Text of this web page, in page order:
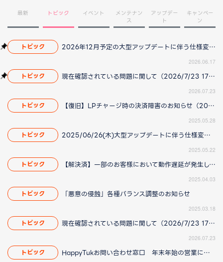
最新 トピック イベント
メンテナン
ス
アップデー
ト
キャンペー
ン
トピック 2026年12月予定の大型アップデートに伴う仕様変更のお知らせ
2026.06.17
トピック 現在確認されている問題に関して（2026/7/23 17:00更新）
2026.07.23
トピック 【復旧】LPチャージ時の決済障害のお知らせ（2025/05/29更新）
2025.05.28
トピック 2025/06/26(木)大型アップデートに伴う仕様変更のお知らせ
2025.05.22
トピック 【解決済】一部のお客様において動作遅延が発生している問題について(2025/4/14 更新)
2025.04.03
トピック 「悪意の侵蝕」各種バランス調整のお知らせ
2025.03.18
トピック 現在確認されている問題に関して（2026/7/23 17:00更新）
2026.07.23
トピック HappyTukお問い合わせ窓口 年末年始の営業について